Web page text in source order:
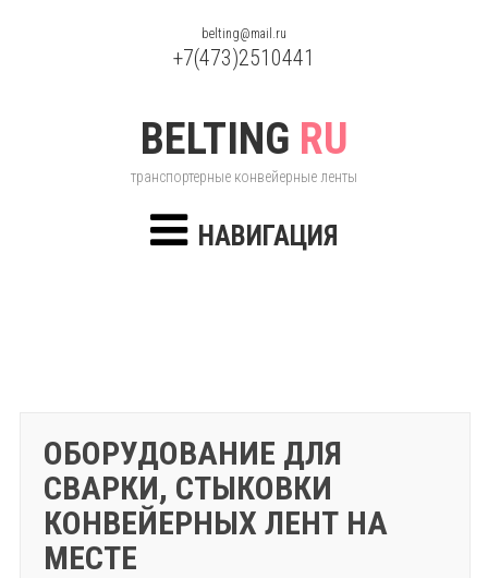
BELTING RU
транспортерные конвейерные ленты
belting@mail.ru
+7(473)2510441
НАВИГАЦИЯ
ОБОРУДОВАНИЕ ДЛЯ
СВАРКИ, СТЫКОВКИ
КОНВЕЙЕРНЫХ ЛЕНТ НА
МЕСТЕ